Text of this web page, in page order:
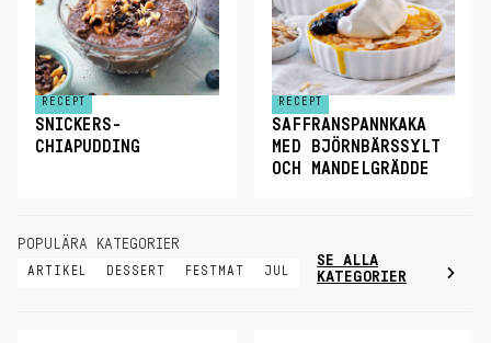
RECEPT
SNICKERS-
CHIAPUDDING
RECEPT
SAFFRANSPANNKAKA
MED BJÖRNBÄRSSYLT
OCH MANDELGRÄDDE
POPULÄRA KATEGORIER
ARTIKEL DESSERT FESTMAT JUL
SE ALLA
KATEGORIER